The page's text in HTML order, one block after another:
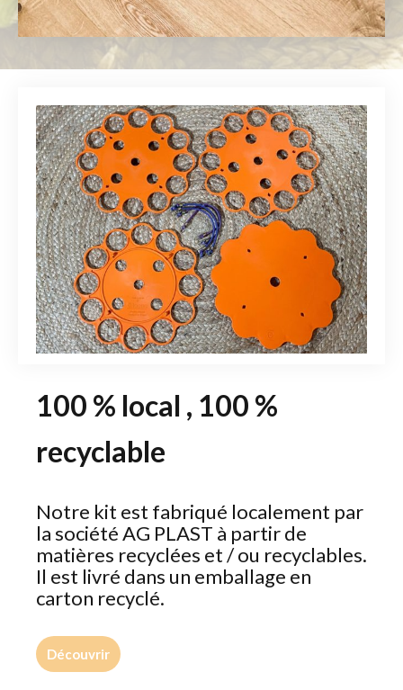
100 % local , 100 %
recyclable
Notre kit est fabriqué localement par
la société AG PLAST à partir de
matières recyclées et / ou recyclables.
Il est livré dans un emballage en
carton recyclé.
Découvrir